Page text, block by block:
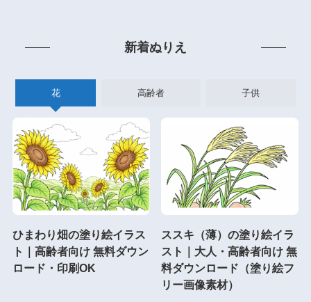
新着ぬりえ
花 高齢者 子供
ひまわり畑の塗り絵イラス
ト｜高齢者向け 無料ダウン
ロード・印刷OK
ススキ（薄）の塗り絵イラ
スト｜大人・高齢者向け 無
料ダウンロード（塗り絵フ
リー画像素材）